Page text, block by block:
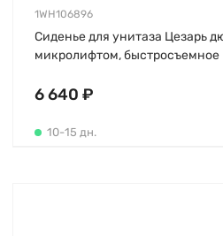
1WH106896
Сиденье для унитаза Цезарь
микролифтом, быстросъемное
6 640 ₽
10-15 дн.